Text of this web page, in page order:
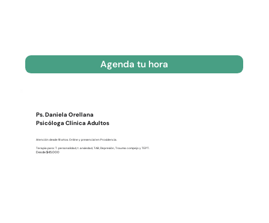
Agenda tu hora
Ps. Daniela Orellana
Psicóloga Clínica Adultos
Atención desde 18 años. Online y presencial en Providencia.
Terapia para: T. personalidad, t. ansiedad, TAB, Depresión, Trauma compejo y TEPT.
Desde $45.000